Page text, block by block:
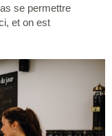
se permettre
et on est